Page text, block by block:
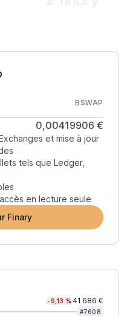
BSWAP
0,00419906 €
et mise à jour
tels que Ledger,
en lecture seule
Finary
-9,13 % 41 686 €
#7608